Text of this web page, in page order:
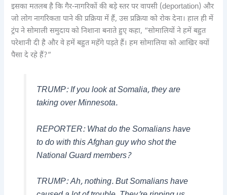
इसका मतलब है कि गैर-नागरिकों की बड़े स्तर पर वापसी (deportation) और
जो लोग नागरिकता पाने की प्रक्रिया में हैं, उस प्रक्रिया को रोक देना। हाल ही में
ट्रंप ने सोमाली समुदाय को निशाना बनाते हुए कहा, “सोमालियों ने हमें बहुत
परेशानी दी है और वे हमें बहुत महँगे पड़ते हैं। हम सोमालिया को आखिर क्यों
पैसा दे रहे हैं?”
TRUMP: If you look at Somalia, they are
taking over Minnesota.
REPORTER: What do the Somalians have
to do with this Afghan guy who shot the
National Guard members?
TRUMP: Ah, nothing. But Somalians have